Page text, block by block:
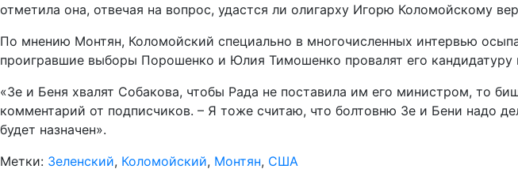
отметила она, отвечая на вопрос, удастся ли олигарху Игорю Коломойскому
По мнению Монтян, Коломойский специально в многочисленных интервью
проигравшие выборы Порошенко и Юлия Тимошенко провалят его кандидатуру
«Зе и Беня хвалят Собакова, чтобы Рада не поставила им его министром, то
комментарий от подписчиков. – Я тоже считаю, что болтовню Зе и Бени надо
будет назначен».
Метки: Зеленский, Коломойский, Монтян, США